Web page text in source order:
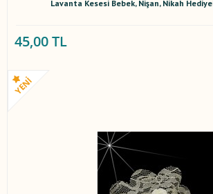
Lavanta Kesesi Bebek, Nişan, Nikah
45,00 TL